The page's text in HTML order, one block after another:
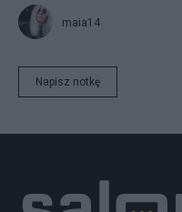
maia14
Napisz notkę